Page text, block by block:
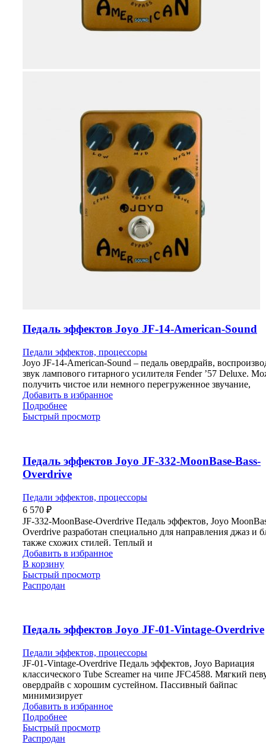
Педаль эффектов Joyo JF-14-American-Sound
Педали эффектов, процессоры
Joyo JF-14-American-Sound – педаль овердрайв,
звук лампового гитарного усилителя Fender ’57 Deluxe.
получить чистое или немного перегруженное звучание,
Добавить в избранное
Подробнее
Быстрый просмотр
Педаль эффектов Joyo JF-332-MoonBase-Bass-
Overdrive
Педали эффектов, процессоры
6 570 ₽
JF-332-MoonBase-Overdrive Педаль эффектов, Joyo
Overdrive разработан специально для направления джаз и
также схожих стилей. Теплый и
Добавить в избранное
В корзину
Быстрый просмотр
Распродан
Педаль эффектов Joyo JF-01-Vintage-Overdrive
Педали эффектов, процессоры
JF-01-Vintage-Overdrive Педаль эффектов, Joyo Вариация
классического Tube Screamer на чипе JFC4588. Мягкий
овердрайв с хорошим сустейном. Пассивный байпас
минимизирует
Добавить в избранное
Подробнее
Быстрый просмотр
Распродан